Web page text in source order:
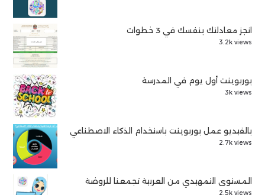
انجز معادلتك بنفسك في 3 خطوات
3.2k views
بوربوينت أول يوم في المدرسة
3k views
بالفيديو عمل بوربوينت باستخدام الذكاء الاصطناعي
2.7k views
المستوى التمهيدي من العربية تجمعنا للروضة
2.5k views